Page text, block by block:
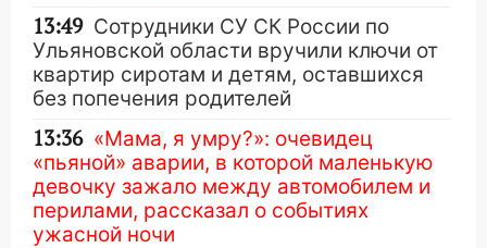
13:49 Сотрудники СУ СК России по
Ульяновской области вручили ключи от
квартир сиротам и детям, оставшихся
без попечения родителей
13:36 «Мама, я умру?»: очевидец
«пьяной» аварии, в которой маленькую
девочку зажало между автомобилем и
перилами, рассказал о событиях
ужасной ночи